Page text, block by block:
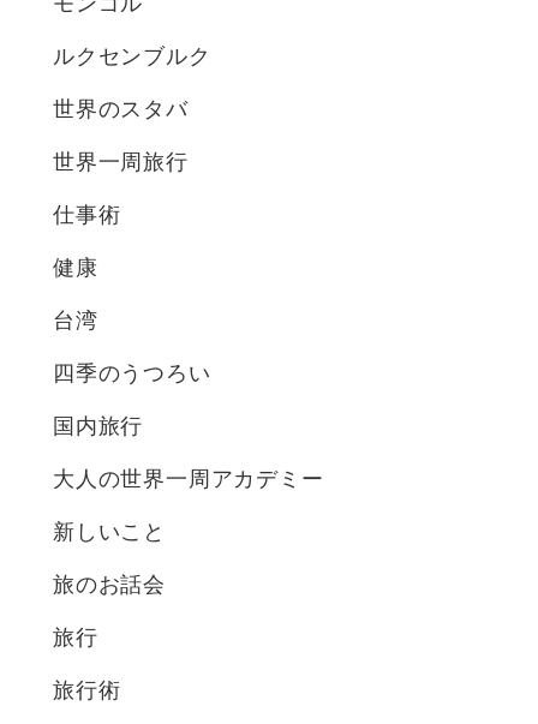
ルクセンブルク
世界のスタバ
世界一周旅行
仕事術
健康
台湾
四季のうつろい
国内旅行
大人の世界一周アカデミー
新しいこと
旅のお話会
旅行
旅行術